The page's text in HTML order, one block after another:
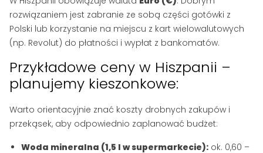
rozwiązaniem jest zabranie ze sobą części gotówki z
Polski lub korzystanie na miejscu z kart wielowalutowych
(np. Revolut) do płatności i wypłat z bankomatów.
Przykładowe ceny w Hiszpanii –
planujemy kieszonkowe:
Warto orientacyjnie znać koszty drobnych zakupów i
przekąsek, aby odpowiednio zaplanować budżet:
Woda mineralna (1,5 l w supermarkecie): ok. 0,60 –